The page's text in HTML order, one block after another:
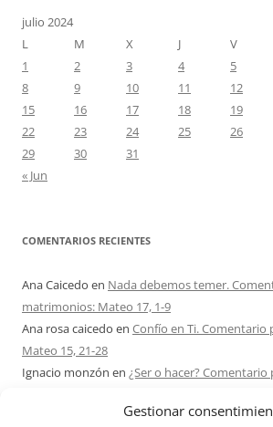
Gestionar
julio 2024
L
M X J V
1
2 3 4 5
8
9 10 11 12
15
16 17 18 19
22
23 24 25 26
29
30
31
« Jun
COMENTARIOS RECIENTES
Ana Caicedo en Nada debemos temer.
matrimonios: Mateo 17, 1-9
Ana rosa caicedo en Confío en Ti.
Mateo 15, 21-28
Ignacio monzón en ¿Ser o hacer?
Maria Asuncion Herrero Mendezen¿Ser o